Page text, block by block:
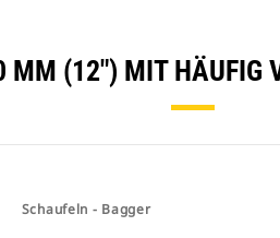
MM (12") MIT HÄUFIG
Schaufeln - Bagger